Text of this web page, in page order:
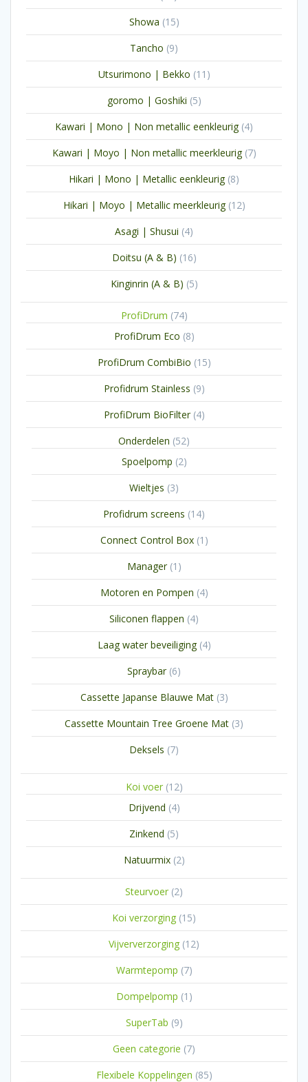
producten
Showa 1515
producten
Tancho 99
producten
Utsurimono | Bekko 11 11
producten
goromo | Goshiki 55
producten
Kawari | Mono | Non metallic eenkleurig 44
producten
Kawari | Moyo | Non metallic meerkleurig 77
producten
Hikari | Mono | Metallic eenkleurig 88
producten
Hikari | Moyo | Metallic meerkleurig 1212
producten
Asagi | Shusui 44
producten
Doitsu (A & B) 1616
producten
Kinginrin (A & B) 55
ProfiDrum 7474
ProfiDrum Eco 88
producten
ProfiDrum CombiBio 1515
producten
Profidrum Stainless 99
producten
ProfiDrum BioFilter 44
producten
Onderdelen 5252
Spoelpomp 22
producten
Wieltjes 33
producten
Profidrum screens 1414
producten
Connect Control Box 1 1
product
Manager 1 1
product
Motoren en Pompen 44
producten
Siliconen flappen 44
producten
Laag water beveiliging 44
producten
Spraybar 66
producten
Cassette Japanse Blauwe Mat 33
producten
Cassette Mountain Tree Groene Mat 33
producten
Deksels 77
Koi voer 1212
Drijvend 44
producten
Zinkend 55
producten
Natuurmix 22
Steurvoer 22
producten
Koi verzorging 1515
producten
Vijververzorging 1212
producten
Warmtepomp 77
producten
Dompelpomp 1 1
product
SuperTab 99
producten
Geen categorie 77
producten
Flexibele Koppelingen 8585